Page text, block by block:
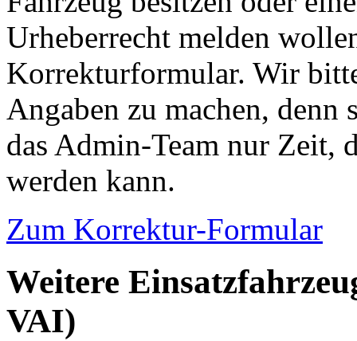
Urheberrecht melden
Korrekturformular. Wir
Angaben zu machen,
das Admin-Team nur Zeit,
werden kann.
Zum Korrektur-Formular
Weitere
VAI)